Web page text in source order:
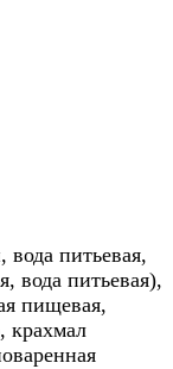
питьевая,
вода питьевая),
пищевая,
крахмал